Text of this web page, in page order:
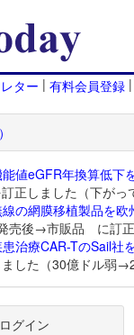
ター | 有料会員登録 |
値eGFR年換算低下
訂正しました（下が
の網膜移植製品を欧
売後→市販品 に訂正
治療CAR-TのSail社
した（30億ドル弱
グイン